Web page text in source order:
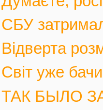
СБУ
Відверта
Світ уже
ТАК БЫЛО